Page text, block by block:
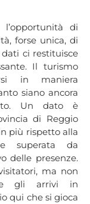
di
forse unica, di
dati ci restituisce
Il turismo
in maniera
siano ancora
Un dato è
di Reggio
più rispetto alla
superata da
delle presenze.
ma non
gli arrivi in
qui che si gioca